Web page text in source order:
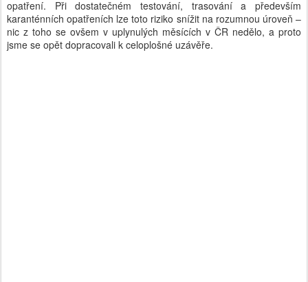
opatření. Při dostatečném testování, trasování a především
karanténních opatřeních lze toto riziko snížit na rozumnou úroveň –
nic z toho se ovšem v uplynulých měsících v ČR nedělo, a proto
jsme se opět dopracovali k celoplošné uzávěře.